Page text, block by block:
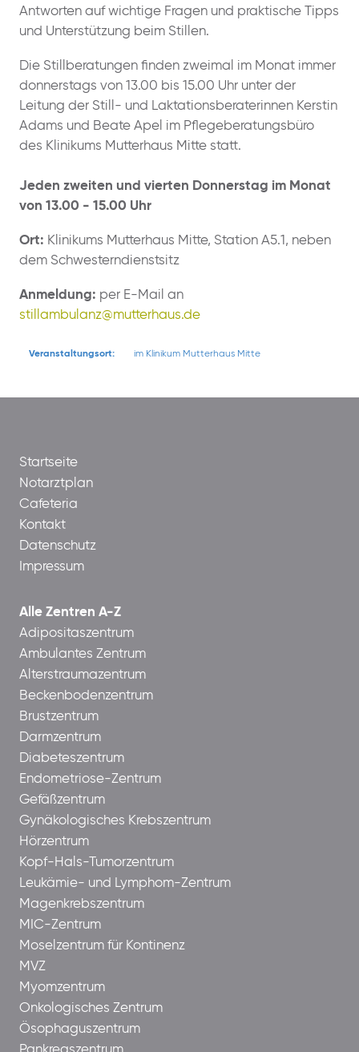
Antworten auf wichtige Fragen und praktische Tipps
und Unterstützung beim Stillen.
Die Stillberatungen finden zweimal im Monat immer
donnerstags von 13.00 bis 15.00 Uhr unter der
Leitung der Still- und Laktationsberaterinnen Kerstin
Adams und Beate Apel im Pflegeberatungsbüro
des Klinikums Mutterhaus Mitte statt.
Jeden zweiten und vierten Donnerstag im Monat
von 13.00 - 15.00 Uhr
Ort: Klinikums Mutterhaus Mitte, Station A5.1, neben
dem Schwesterndienstsitz
Anmeldung: per E-Mail an
stillambulanz@mutterhaus.de
Veranstaltungsort: im Klinikum Mutterhaus Mitte
Startseite
Notarztplan
Cafeteria
Kontakt
Datenschutz
Impressum
Alle Zentren A-Z
Adipositaszentrum
Ambulantes Zentrum
Alterstraumazentrum
Beckenbodenzentrum
Brustzentrum
Darmzentrum
Diabeteszentrum
Endometriose-Zentrum
Gefäßzentrum
Gynäkologisches Krebszentrum
Hörzentrum
Kopf-Hals-Tumorzentrum
Leukämie- und Lymphom-Zentrum
Magenkrebszentrum
MIC-Zentrum
Moselzentrum für Kontinenz
MVZ
Myomzentrum
Onkologisches Zentrum
Ösophaguszentrum